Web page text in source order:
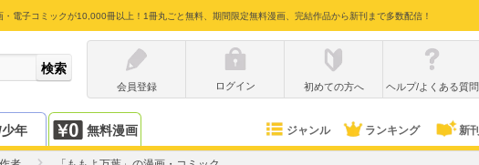
・電子コミックが10,000冊以上！1冊丸ごと無料、期間限定無料漫画、完結作品から新刊まで多数配信！
会員登録
ログイン 初めての方へ ヘルプ/よくある質問
年 無料漫画 ジャンル ランキング 新刊